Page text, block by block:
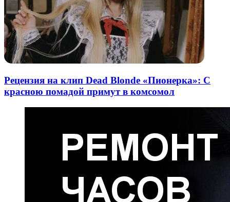
Рецензия на клип Dead Blonde «Пионерка»: С
красною помадой примут в комсомол